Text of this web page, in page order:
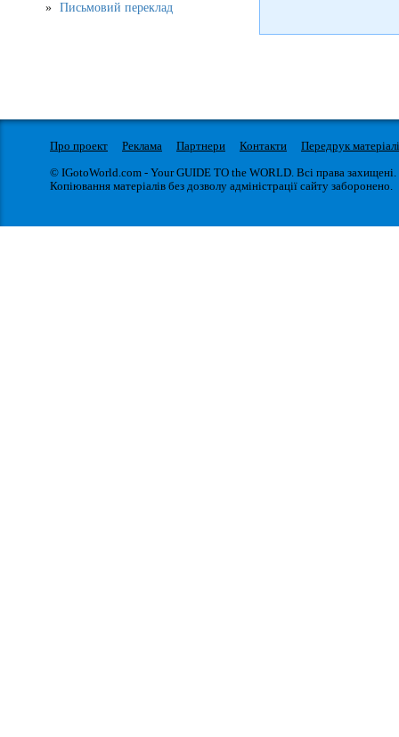
Письмовий переклад
Про проект Реклама Партнери Контакти
Передрук
© IGotoWorld.com - Your GUIDE TO the WORLD. Всі права захищені.
Копіювання матеріалів без дозволу адміністрації сайту заборонено.